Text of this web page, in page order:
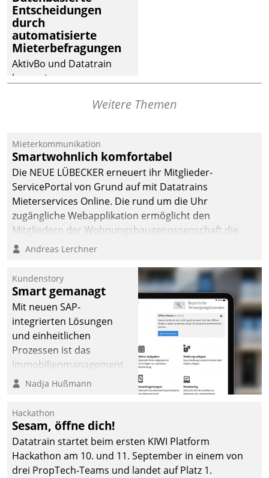
deutscher
Wohnungsunternehmen
– und beschleunigt damit
den Weg vom
Mieteranliegen zum
Dienstleisterauftrag.
Entscheidungen
durch
automatisierte
Mieterbefragungen
AktivBo und Datatrain
kooperieren –
profitieren: Die nahtlose
Datatrain ermöglicht
automatisiert ausgelöste,
zielgerichtete
Mieterbefragungen – eine
starke Grundlage für
intelligente,
Entscheidungen.
Weitere Themen
Mieterkommunikation
Smartwohnlich komfortabel
Die NEUE LÜBECKER erneuert ihr Mitglieder-
ServicePortal von Grund auf mit Datatrains
Mieterservices Online. Die rund um die Uhr
zugängliche Webapplikation ermöglicht den
Mitgliedern der Wohnungs­bau­genossenschaft die
Kontaktaufnahme per Smartphone, Tablet oder PC.
Andreas Lerchner
Kundenstory
Smart gemanagt
Mit neuen SAP-
integrierten Lösungen
und einheitlichen
Prozessen ist das
Immobilienmanagement
der Bayerischen
Ressort Kapitalanlage für
künftige Aufgaben und
Herausforderungen
gerüstet.
Nadja Hußmann
Hackathon
Sesam, öffne dich!
Datatrain startet beim ersten KIWI Platform
Hackathon am 10. und 11. September in einem von
drei PropTech-Teams und landet auf Platz 1.